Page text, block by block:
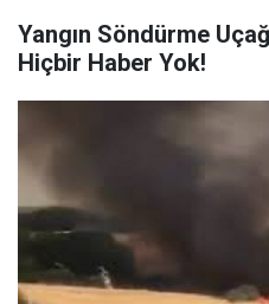
Yangın Söndürme
Hiçbir Haber Yok!